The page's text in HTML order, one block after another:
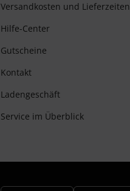
Versandkosten und Lieferzeiten
Hilfe-Center
Gutscheine
Kontakt
Ladengeschäft
Service im Überblick